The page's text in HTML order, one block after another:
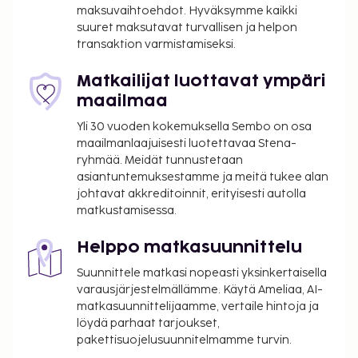
business center, ilmaiset sanomalehdet aulassa ja
kuivapesula-/pesulapalvelut. Tämä hotelli tarjoaa
asiakkailleen 81 neliömetriä kokoustiloja, joihin
Palveluihin kuuluu maksullinen omatoiminen
pysäköinti. Voit rentoutua kylpylässä, jonka tarjoaa
muun muassa hierontapalvelut, vartalohoidot ja
kasvohoidot. Paikan päällä on lisäksi poreallas,
sauna sekä kuntosali. Tämän hotellin palveluihin
kuuluu muun muassa ilmainen langaton
internetyhteys, concierge-palvelut ja viherseinä.
Majoituspaikan ravintola, Martin, tarjoaa näkymän
puutarhaan, ja sen erikoisuuksiin kuuluu
ranskalainen keittiö. Ruokailu on mahdollista myös
ulkona, ja muihin palveluihin kuuluu baari/aulabaari
ja ympärivuorokautinen huonepalvelu.
Lisämaksullinen buffetaamiainen tarjoillaan
arkipäivisin klo 6.30–10.30 ja viikonloppuisin klo
maksuvaihtoehdot. Hyväksymme kaikki
suuret maksutavat turvallisen ja helpon
transaktion varmistamiseksi.
Matkailijat luottavat ympäri
maailmaa
Yli 30 vuoden kokemuksella Sembo on osa
maailmanlaajuisesti luotettavaa Stena-
ryhmää. Meidät tunnustetaan
asiantuntemuksestamme ja meitä tukee alan
johtavat akkreditoinnit, erityisesti autolla
matkustamisessa.
Helppo matkasuunnittelu
Suunnittele matkasi nopeasti yksinkertaisella
varausjärjestelmällämme. Käytä Ameliaa, AI-
matkasuunnittelijaamme, vertaile hintoja ja
löydä parhaat tarjoukset,
pakettisuojelusuunnitelmamme turvin.